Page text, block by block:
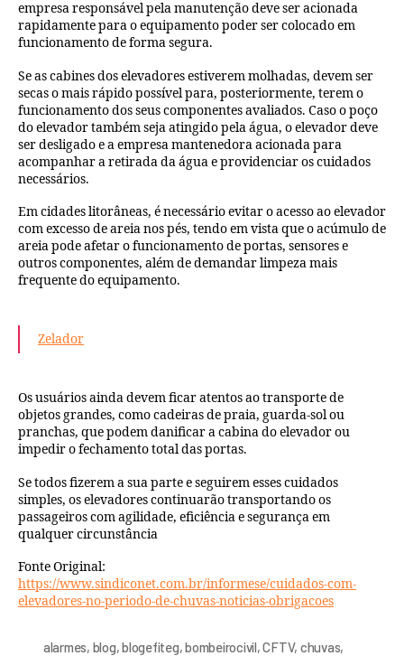
empresa responsável pela manutenção deve ser acionada
rapidamente para o equipamento poder ser colocado em
funcionamento de forma segura.
Se as cabines dos elevadores estiverem molhadas, devem ser
secas o mais rápido possível para, posteriormente, terem o
funcionamento dos seus componentes avaliados. Caso o poço
do elevador também seja atingido pela água, o elevador deve
ser desligado e a empresa mantenedora acionada para
acompanhar a retirada da água e providenciar os cuidados
necessários.
Em cidades litorâneas, é necessário evitar o acesso ao elevador
com excesso de areia nos pés, tendo em vista que o acúmulo de
areia pode afetar o funcionamento de portas, sensores e
outros componentes, além de demandar limpeza mais
frequente do equipamento.
Zelador
Os usuários ainda devem ficar atentos ao transporte de
objetos grandes, como cadeiras de praia, guarda-sol ou
pranchas, que podem danificar a cabina do elevador ou
impedir o fechamento total das portas.
Se todos fizerem a sua parte e seguirem esses cuidados
simples, os elevadores continuarão transportando os
passageiros com agilidade, eficiência e segurança em
qualquer circunstância
Fonte Original:
https://www.sindiconet.com.br/informese/cuidados-com-
elevadores-no-periodo-de-chuvas-noticias-obrigacoes
alarmes, blog,blogefiteg,bombeirocivil,CFTV, chuvas,